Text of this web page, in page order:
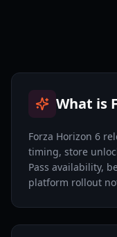
What is
Forza Horizon 6
timing, store
Pass availability,
platform rollout